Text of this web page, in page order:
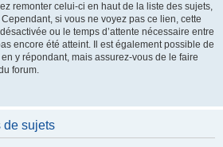
remonter celui-ci en haut de la liste des sujets,
si vous ne voyez pas ce lien, cette
ou le temps d’attente nécessaire entre
encore été atteint. Il est également possible de
y répondant, mais assurez-vous de le faire
forum.
de sujets